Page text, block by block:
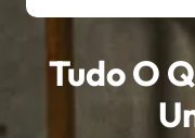
Tudo O